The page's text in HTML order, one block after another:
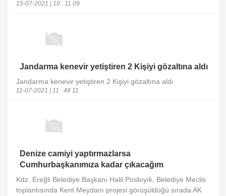
15-07-2021 | 10 : 11 09
Jandarma kenevir yetiştiren 2 Kişiyi gözaltına aldı
Jandarma kenevir yetiştiren 2 Kişiyi gözaltına aldı
11-07-2021 | 11 : 48 11
Denize camiyi yaptırmazlarsa
Cumhurbaşkanımıza kadar çıkacağım
Kdz. Ereğli Belediye Başkanı Halil Posbıyık, Belediye Meclis
toplantısında Kent Meydanı projesi görüşüldüğü sırada AK